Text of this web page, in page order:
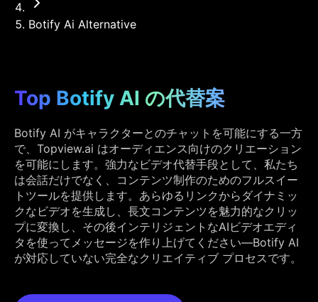
Botify Ai Alternative
Top Botify AI の代替案
Botify AI がキャラクターとのチャットを可能にする一方
で、Topview.ai はオーディエンス向けのクリエーション
を可能にします。強力なビデオ代替手段として、私たち
は会話だけでなく、コンテンツ制作のためのフルスイー
トツールを提供します。あらゆるリンクからダイナミッ
クなビデオを生成し、長文コンテンツを魅力的なクリッ
プに変換し、その後インテリジェントなAIビデオエディ
タを使ってメッセージを作り上げてください—Botify AI
が対応していない完全なクリエイティブ プロセスです。